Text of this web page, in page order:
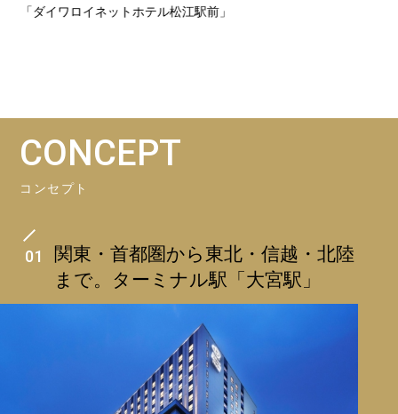
「ダイワロイネットホテル松江駅前」
CONCEPT
コンセプト
01
関東・首都圏から東北・信越・北陸
まで。ターミナル駅「大宮駅」